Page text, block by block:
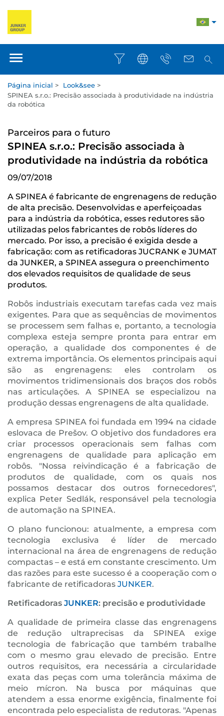
Página inicial > Look&see >
SPINEA s.r.o.: Precisão associada à produtividade na indústria
da robótica
Parceiros para o futuro
SPINEA s.r.o.: Precisão associada à
produtividade na indústria da robótica
09/07/2018
A SPINEA é fabricante de engrenagens de redução
de alta precisão. Desenvolvidas e aperfeiçoadas
para a indústria da robótica, esses redutores são
utilizadas pelos fabricantes de robôs líderes do
mercado. Por isso, a precisão é exigida desde a
fabricação: com as retificadoras JUCRANK e JUMAT
da JUNKER, a SPINEA assegura o preenchimento
dos elevados requisitos de qualidade de seus
produtos.
Robôs industriais executam tarefas cada vez mais
exigentes. Para que as sequências de movimentos
se processem sem falhas e, portanto, a tecnologia
complexa esteja sempre pronta para entrar em
operação, a qualidade dos componentes é de
extrema importância. Os elementos principais aqui
são as engrenagens: eles controlam os
movimentos tridimensionais dos braços dos robôs
nas articulações. A SPINEA se especializou na
produção dessas engrenagens de alta qualidade.
A empresa SPINEA foi fundada em 1994 na cidade
eslovaca de Prešov. O objetivo dos fundadores era
criar processos operacionais sem falhas com
engrenagens de qualidade para aplicação em
robôs. "Nossa reivindicação é a fabricação de
produtos de qualidade, com os quais nos
possamos destacar dos outros fornecedores",
explica Peter Sedlák, responsável pela tecnologia
de automação na SPINEA.
O plano funcionou: atualmente, a empresa com
tecnologia exclusiva é líder de mercado
internacional na área de engrenagens de redução
compactas – e está em constante crescimento. Um
das razões para este sucesso é a cooperação com o
fabricante de retificadoras JUNKER.
Retificadoras JUNKER: precisão e produtividade
A qualidade de primeira classe das engrenagens
de redução ultraprecisas da SPINEA exige
tecnologia de fabricação que também trabalhe
com o mesmo grau elevado de precisão. Entre
outros requisitos, era necessária a circularidade
exata das peças com uma tolerância máxima de
meio mícron. Na busca por máquinas que
atendem a essa enorme exigência, finalmente foi
encontrada pelo especialista de redutoras. "Apenas